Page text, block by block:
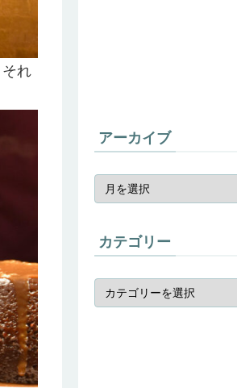
れ
アーカイブ
カテゴリー